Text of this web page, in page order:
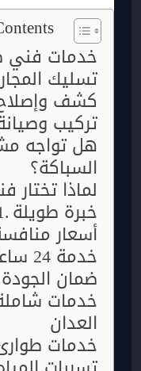
خدمات فني
تسليك
كشف
تركيب
هل تواجه
السباكة؟
لماذا
خبرة طويلة
أسعار
خدمة 24 ساعة
ضمان الجودة
خدمات
العدان
خدمات